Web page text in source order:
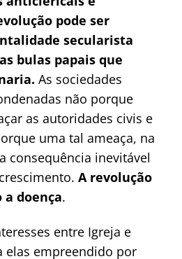
pode ser
secularista
bulas papais que
As sociedades
não porque
as autoridades civis e
uma tal ameaça, na
consequência inevitável
A revolução
doença.
entre Igreja e
elas empreendido por